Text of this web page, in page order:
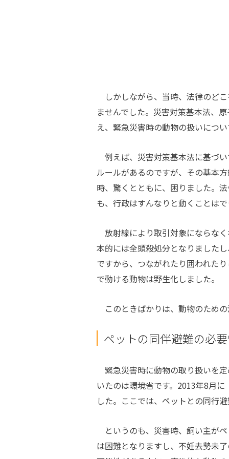
しかしながら、当時、法律のど
ませんでした。災害対策基本法、
え、緊急災害時の動物の扱いにつ
例えば、災害対策基本法に基づ
ルールがあるのですが、その基本
時、驚くとともに、困りました。
も、行政はすんなりと動くことは
放射線により取引対象にならな
本的には全頭殺処分となりました
ですから、つながれたり囲われた
で動ける動物は野生化しました。
このときばかりは、動物のため
ペットの同伴避難の必
緊急災害時に動物の取り扱いを
いたのは環境省です。2013年8月
した。ここでは、ペットとの同行
というのも、災害時、飼い主が
は困難となりますし、不妊去勢未